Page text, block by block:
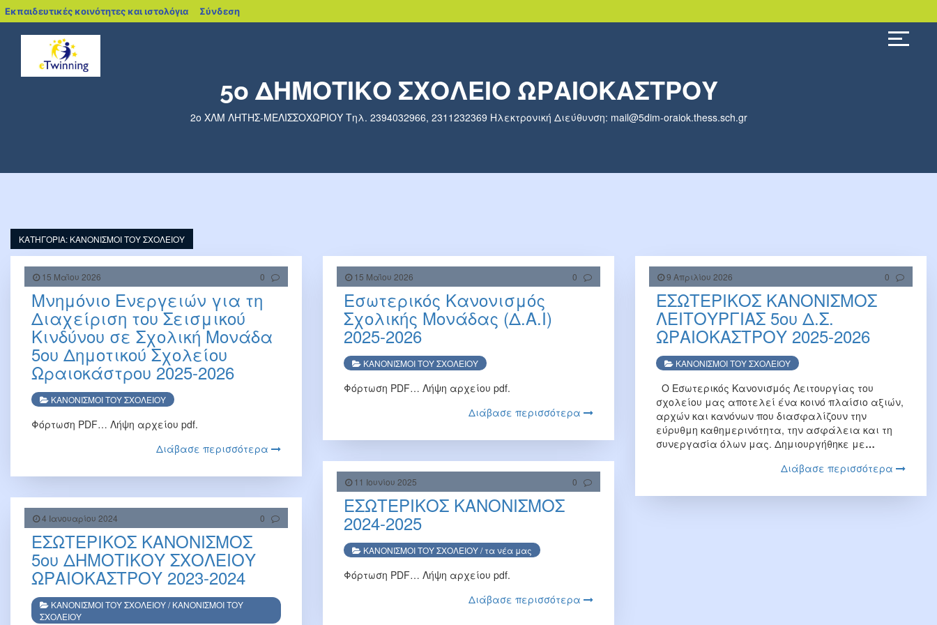
Εκπαιδευτικές κοινότητες και ιστολόγια blogs.sch.gr
Σύνδεση
5ο ΔΗΜΟΤΙΚΟ ΣΧΟΛΕΙΟ ΩΡΑΙΟΚΑΣΤΡΟΥ
2ο ΧΛΜ ΛΗΤΗΣ-ΜΕΛΙΣΣΟΧΩΡΙΟΥ Τηλ. 2394032966, 2311232369 Ηλεκτρονική Διεύθυνση: mail@5dim-oraiok.thess.sch.gr
ΚΑΤΗΓΟΡΊΑ: ΚΑΝΟΝΙΣΜΟΙ ΤΟΥ ΣΧΟΛΕΙΟΥ
15 Μαΐου 2026 0
Μνημόνιο Ενεργειών για τη
Διαχείριση του Σεισμικού
Κινδύνου σε Σχολική Μονάδα
5ου Δημοτικού Σχολείου
Ωραιοκάστρου 2025-2026
ΚΑΝΟΝΙΣΜΟΙ ΤΟΥ ΣΧΟΛΕΙΟΥ
Φόρτωση PDF… Λήψη αρχείου pdf.
Διάβασε περισσότερα
15 Μαΐου 2026 0
Εσωτερικός Κανονισμός
Σχολικής Μονάδας (Δ.Α.Ι)
2025-2026
ΚΑΝΟΝΙΣΜΟΙ ΤΟΥ ΣΧΟΛΕΙΟΥ
Φόρτωση PDF… Λήψη αρχείου pdf.
Διάβασε περισσότερα
9 Απριλίου 2026 0
ΕΣΩΤΕΡΙΚΟΣ ΚΑΝΟΝΙΣΜΟΣ
ΛΕΙΤΟΥΡΓΙΑΣ 5ου Δ.Σ.
ΩΡΑΙΟΚΑΣΤΡΟΥ 2025-2026
ΚΑΝΟΝΙΣΜΟΙ ΤΟΥ ΣΧΟΛΕΙΟΥ
Ο Εσωτερικός Κανονισμός Λειτουργίας του
σχολείου μας αποτελεί ένα κοινό πλαίσιο αξιών,
αρχών και κανόνων που διασφαλίζουν την
εύρυθμη καθημερινότητα, την ασφάλεια και τη
συνεργασία όλων μας. Δημιουργήθηκε με…
Διάβασε περισσότερα
11 Ιουνίου 2025 0
ΕΣΩΤΕΡΙΚΟΣ ΚΑΝΟΝΙΣΜΟΣ
2024-2025
ΚΑΝΟΝΙΣΜΟΙ ΤΟΥ ΣΧΟΛΕΙΟΥ/τα νέα μας
Φόρτωση PDF… Λήψη αρχείου pdf.
Διάβασε περισσότερα
4 Ιανουαρίου 2024 0
ΕΣΩΤΕΡΙΚΟΣ ΚΑΝΟΝΙΣΜΟΣ
5ου ΔΗΜΟΤΙΚΟΥ ΣΧΟΛΕΙΟΥ
ΩΡΑΙΟΚΑΣΤΡΟΥ 2023-2024
ΚΑΝΟΝΙΣΜΟΙ ΤΟΥ ΣΧΟΛΕΙΟΥ/ΚΑΝΟΝΙΣΜΟΙ ΤΟΥ
ΣΧΟΛΕΙΟΥ